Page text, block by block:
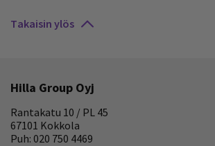
Takaisin ylös
Hilla Group Oyj
Rantakatu 10 / PL 45
67101 Kokkola
Puh: 020 750 4469